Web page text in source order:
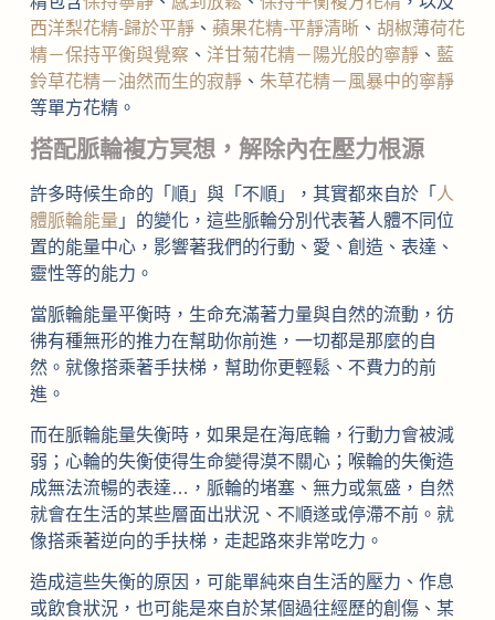
西洋梨花精-歸於平靜、 蘋果花精-平靜清晰、 胡椒薄荷花
精－保持平衡與覺察 、 洋甘菊花精－陽光般的寧靜、 藍
鈴草花精－油然而生的寂靜、 朱草花精－風暴中的寧靜
等單方花精。
搭配脈輪複方冥想，解除內在壓力根源
許多時候生命的「順」與「不順」，其實都來自於「 人
體脈輪能量 」的變化，這些脈輪分別代表著人體不同位
置的能量中心，影響著我們的行動、愛、創造、表達、
靈性等的能力。
當脈輪能量平衡時，生命充滿著力量與自然的流動，彷
彿有種無形的推力在幫助你前進，一切都是那麼的自
然。就像搭乘著手扶梯，幫助你更輕鬆、不費力的前
進。
而在脈輪能量失衡時，如果是在海底輪，行動力會被減
弱；心輪的失衡使得生命變得漠不關心；喉輪的失衡造
成無法流暢的表達…，脈輪的堵塞、無力或氣盛，自然
就會在生活的某些層面出狀況、不順遂或停滯不前。就
像搭乘著逆向的手扶梯，走起路來非常吃力。
造成這些失衡的原因，可能單純來自生活的壓力、作息
或飲食狀況，也可能是來自於某個過往經歷的創傷、某